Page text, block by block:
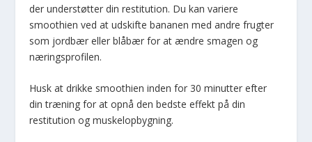
der understøtter din restitution. Du kan variere
smoothien ved at udskifte bananen med andre frugter
som jordbær eller blåbær for at ændre smagen og
næringsprofilen.
Husk at drikke smoothien inden for 30 minutter efter
din træning for at opnå den bedste effekt på din
restitution og muskelopbygning.